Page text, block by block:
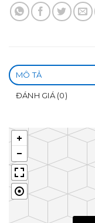
MÔ TẢ
ĐÁNH GIÁ (0)